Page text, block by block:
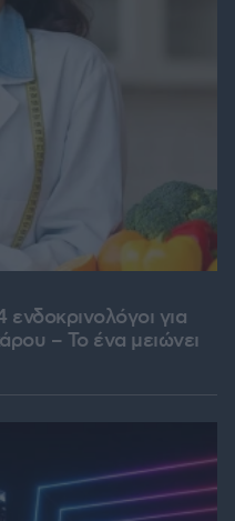
για
– Το ένα μειώνει